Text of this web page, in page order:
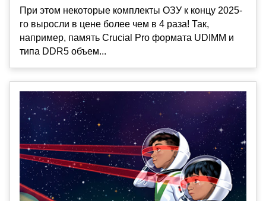
При этом некоторые комплекты ОЗУ к концу 2025-
го выросли в цене более чем в 4 раза! Так,
например, память Crucial Pro формата UDIMM и
типа DDR5 объем...